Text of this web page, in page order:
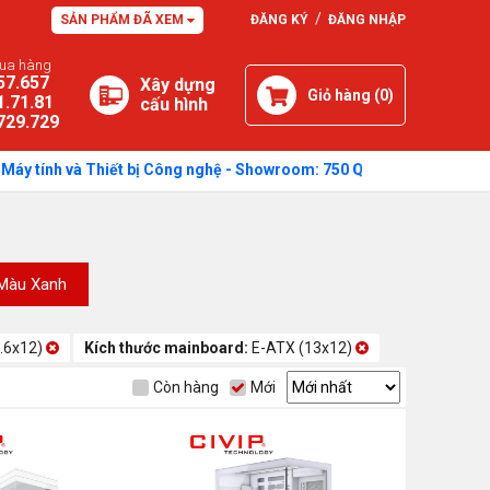
SẢN PHẨM ĐÃ XEM ĐĂNG KÝ / ĐĂNG NHẬP
hàng
Xây dựng
cấu hình
Giỏ hàng (0)
và Thiết bị Công nghệ - Showroom: 750 Quang Trung, Phường
Xanh
Kích thước mainboard: E-ATX (13x12)
Còn hàng Mới